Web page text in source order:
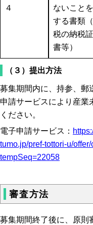
４
ないこと
する書類
税の納税
書等）
（３）提出方法
募集期間内に、持参、郵
申請サービスにより産業
ください。
電子申請サービス：
tumo.jp/pref-tottori-u/
tempSeq=22058
審査方法
募集期間終了後に、原則